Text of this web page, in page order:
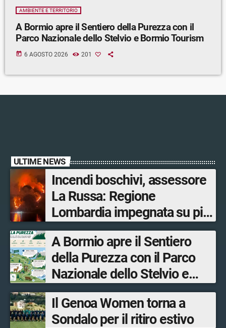
AMBIENTE E TERRITORIO
A Bormio apre il Sentiero della Purezza con il
Parco Nazionale dello Stelvio e Bormio Tourism
today 6 AGOSTO 2026 201
ULTIME NEWS
Incendi boschivi, assessore
La Russa: Regione
Lombardia impegnata su più
fronti, 48 volontari coinvolti
tra le province di Lecco,
Sondrio, Milano e Como
A Bormio apre il Sentiero
della Purezza con il Parco
Nazionale dello Stelvio e
Bormio Tourism
Il Genoa Women torna a
Sondalo per il ritiro estivo